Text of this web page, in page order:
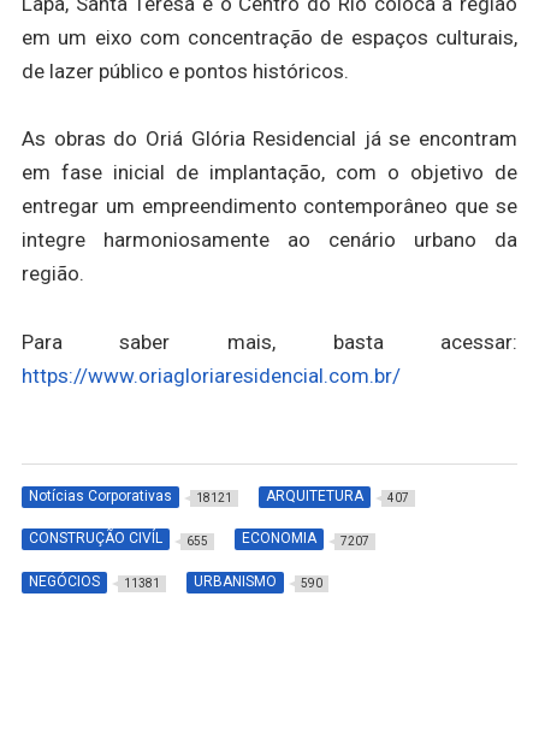
em um eixo com concentração de espaços culturais,
de lazer público e pontos históricos.
As obras do Oriá Glória Residencial já se encontram
em fase inicial de implantação, com o objetivo de
entregar um empreendimento contemporâneo que se
integre harmoniosamente ao cenário urbano da
região.
Para saber mais, basta acessar:
https://www.oriagloriaresidencial.com.br/
Notícias Corporativas 18121 ARQUITETURA 407
CONSTRUÇÃO CIVÍL 655 ECONOMIA 7207
NEGÓCIOS 11381 URBANISMO 590